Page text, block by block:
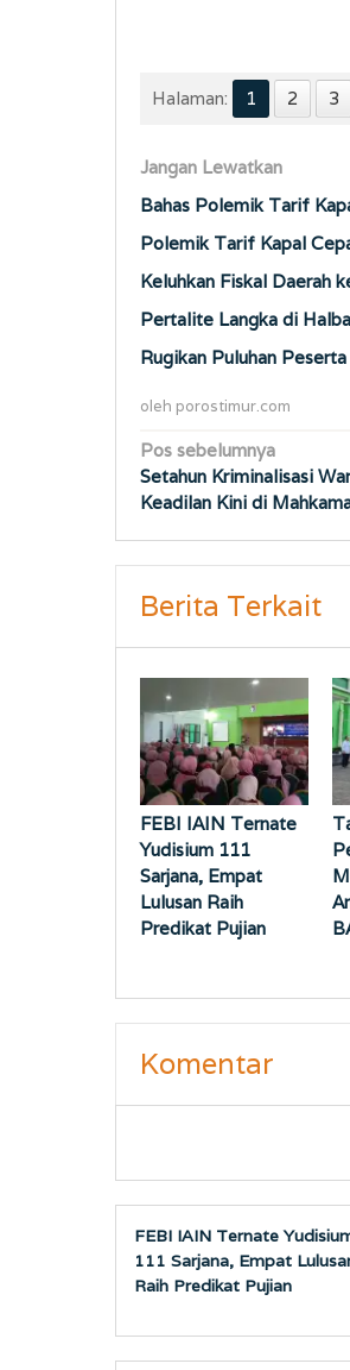
Halaman: 1 2 3
Jangan Lewatkan
Bahas Polemik Tarif
Polemik Tarif Kapal
Keluhkan Fiskal Daerah
Pertalite Langka di
Rugikan Puluhan
oleh porostimur.com
Navigasi
pos
Pos sebelumnya
Setahun Kriminalisasi
Keadilan Kini di
Berita Terkait
FEBI IAIN Ternate
Yudisium 111
Sarjana, Empat
Lulusan Raih
Predikat Pujian
Komentar
FEBI IAIN Ternate
111 Sarjana, Empat
Raih Predikat Pujian